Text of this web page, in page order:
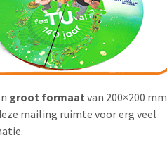
groot formaat van 200×200 mm
mailing ruimte voor erg veel